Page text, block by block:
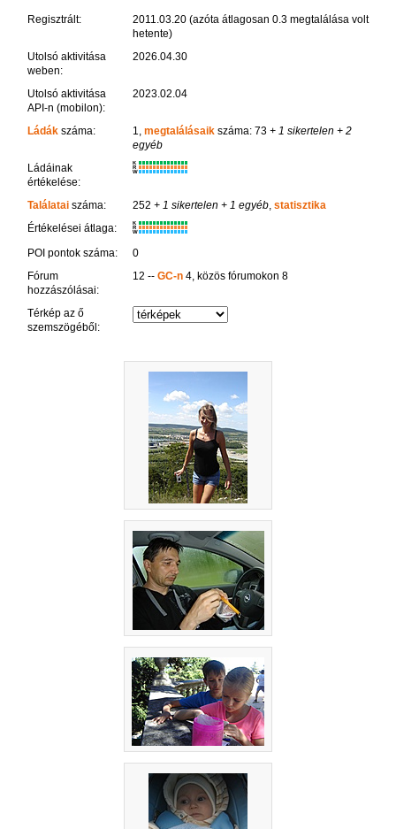
Regisztrált:
2011.03.20 (azóta átlagosan 0.3 megtalálása volt
hetente)
Utolsó aktivitása
weben:
2026.04.30
Utolsó aktivitása
API-n (mobilon):
2023.02.04
Ládák száma: 1, megtalálásaikszáma: 73+ 1 sikertelen + 2
egyéb
Ládáinak
értékelése:
K
R
W
Találatai száma: 252 + 1 sikertelen + 1 egyéb, statisztika
Értékelései átlaga:
K
R
W
POI pontok száma:
0
Fórum
hozzászólásai:
12 -- GC-n4, közös fórumokon 8
Térkép az ő
szemszögéből: